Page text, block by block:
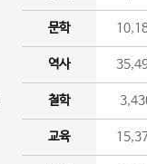
문학
역사
철학
교육